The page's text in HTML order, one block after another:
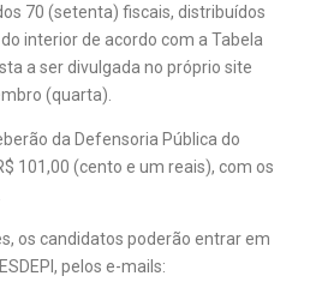
70 (setenta) fiscais, distribuídos
interior de acordo com a Tabela
a ser divulgada no próprio site
(quarta).
da Defensoria Pública do
101,00 (cento e um reais), com os
os candidatos poderão entrar em
pelos e-mails: